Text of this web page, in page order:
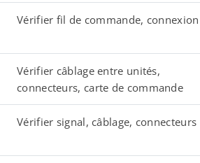
Vérifier fil de commande, connexion
Vérifier câblage entre unités,
connecteurs, carte de commande
Vérifier signal, câblage, connecteurs